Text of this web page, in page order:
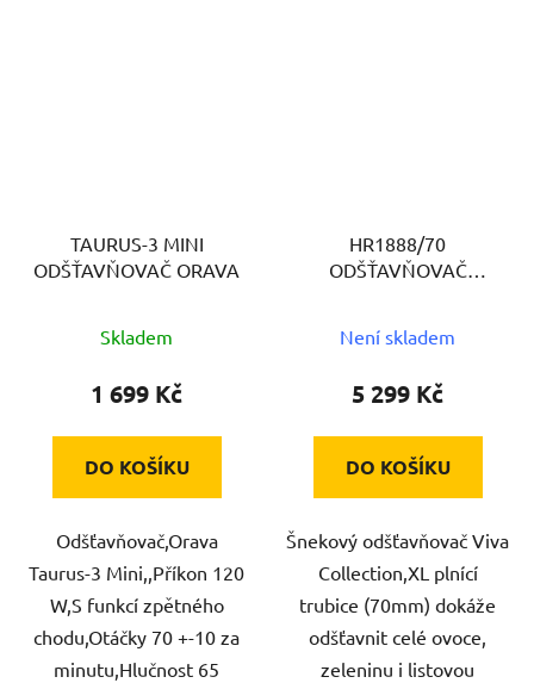
TAURUS-3 MINI
ODŠŤAVŇOVAČ ORAVA
Skladem
1 699 Kč
DO KOŠÍKU
Odšťavňovač,Orava
Taurus-3 Mini,,Příkon 120
W,S funkcí zpětného
chodu,Otáčky 70 +-10 za
minutu,Hlučnost 65
HR1888/70
ODŠŤAVŇOVAČ
Není skladem
5 299 Kč
DO KOŠÍKU
Šnekový odšťavňovač Viva
Collection,XL plnící
trubice (70mm) dokáže
odšťavnit celé ovoce,
zeleninu i listovou